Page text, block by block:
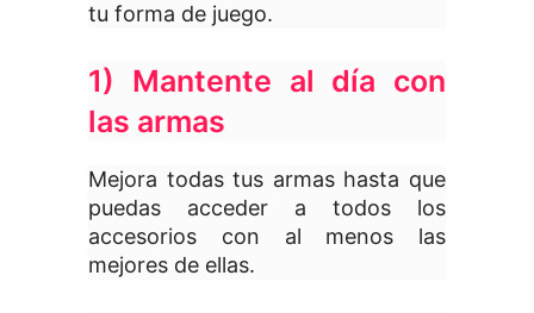
tu forma de juego.
1) Mantente al día con
las armas
Mejora todas tus armas hasta que
puedas acceder a todos los
accesorios con al menos las
mejores de ellas.